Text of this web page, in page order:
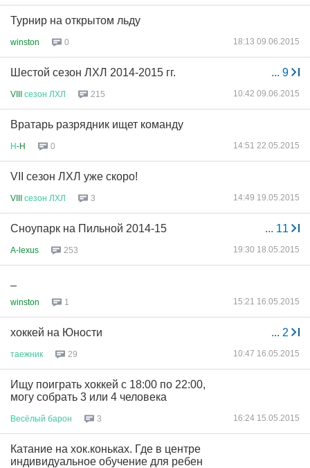
Турнир на открытом льду
winston 0 18:13 09.06.2015
... 9
Шестой сезон ЛХЛ 2014-2015 гг.
VIII сезон ЛХЛ 215 10:42 09.06.2015
Вратарь разрядник ищет команду
Н-H 0 14:51 22.05.2015
VII сезон ЛХЛ уже скоро!
VIII сезон ЛХЛ 3 14:49 19.05.2015
... 11
Сноупарк на Пильной 2014-15
A-lexus 253 19:30 18.05.2015
winston 1 15:21 16.05.2015
... 2
хоккей на Юности
таежник 29 10:47 16.05.2015
Ищу поиграть хоккей с 18:00 по 22:00,
могу собрать 3 или 4 человека
Весёлый барон 3 16:24 15.05.2015
Катание на хок.коньках. Где в центре
индивидуальное обучение для ребен